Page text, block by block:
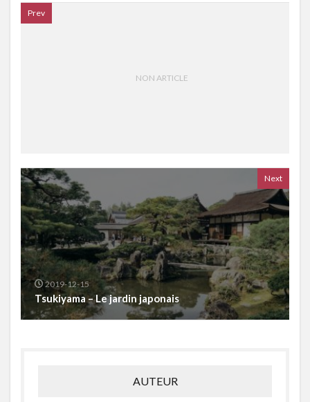
Prev
NON ARTICLE
Next
2019-12-15
Tsukiyama – Le jardin japonais
AUTEUR